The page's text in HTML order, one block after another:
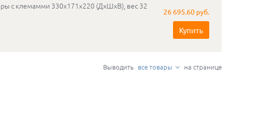
с клемамми 330х171х220 (ДхШхВ), вес 32
26 695.60 руб.
Купить
Выводить все товары на странице